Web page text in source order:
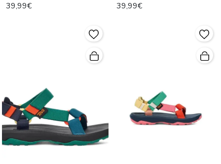
39,99€ 39,99€